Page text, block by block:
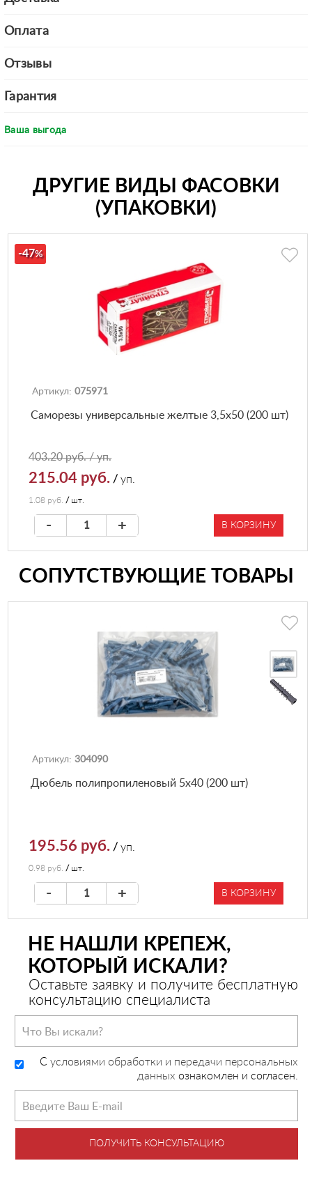
Оплата
Отзывы
Гарантия
Ваша выгода
ДРУГИЕ ВИДЫ ФАСОВКИ
(УПАКОВКИ)
-47%
Артикул: 075971
Саморезы универсальные желтые 3,5х50 (200 шт)
403.20 руб. / уп.
215.04 руб. /уп.
1.08 руб. / шт.
- + В КОРЗИНУ
СОПУТСТВУЮЩИЕ ТОВАРЫ
Артикул: 304090
Дюбель полипропиленовый 5х40 (200 шт)
195.56 руб. /уп.
0.98 руб. / шт.
- + В КОРЗИНУ
НЕ НАШЛИ КРЕПЕЖ,
КОТОРЫЙ ИСКАЛИ?
Оставьте заявку и получите бесплатную
консультацию специалиста
C условиями обработки и передачи персональных
данных ознакомлен и согласен.
ПОЛУЧИТЬ КОНСУЛЬТАЦИЮ